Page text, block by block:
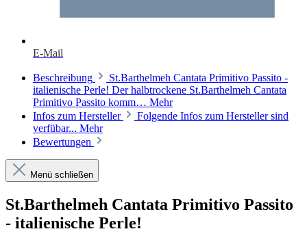
E-Mail
Beschreibung
St.Barthelmeh Cantata Primitivo Passito -
italienische Perle! Der halbtrockene St.Barthelmeh Cantata
Primitivo Passito komm… Mehr
Infos zum Hersteller
Folgende Infos zum Hersteller sind
verfübar... Mehr
Bewertungen
Menü schließen
St.Barthelmeh Cantata Primitivo Passito
- italienische Perle!